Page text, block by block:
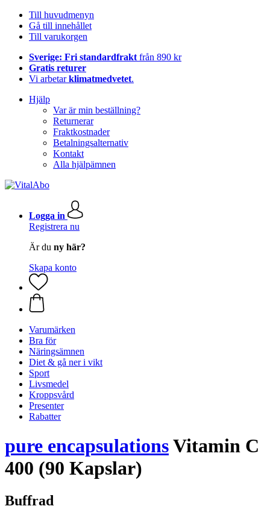
Till huvudmenyn
Gå till innehållet
Till varukorgen
Sverige: Fri standardfrakt från 890 kr
Gratis returer
Vi arbetarklimatmedvetet.
Hjälp
Var är min beställning?
Returnerar
Fraktkostnader
Betalningsalternativ
Kontakt
Alla hjälpämnen
Logga in
Registrera nu
Är du ny här?
Skapa konto
Varumärken
Bra för
Näringsämnen
Diet & gå ner i vikt
Sport
Livsmedel
Kroppsvård
Presenter
Rabatter
pure encapsulationsVitamin C
400 (90 Kapslar)
Buffrad